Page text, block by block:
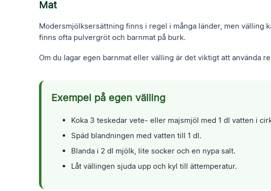
Mat
Modersmjölksersättning finns i regel i många länder, men välling
finns ofta pulvergröt och barnmat på burk.
Om du lagar egen barnmat eller välling är det viktigt att använda
Exempel på egen välling
Koka 3 teskedar vete- eller majsmjöl med 1 dl vatten i
Späd blandningen med vatten till 1 dl.
Blanda i 2 dl mjölk, lite socker och en nypa salt.
Låt vällingen sjuda upp och kyl till ättemperatur.